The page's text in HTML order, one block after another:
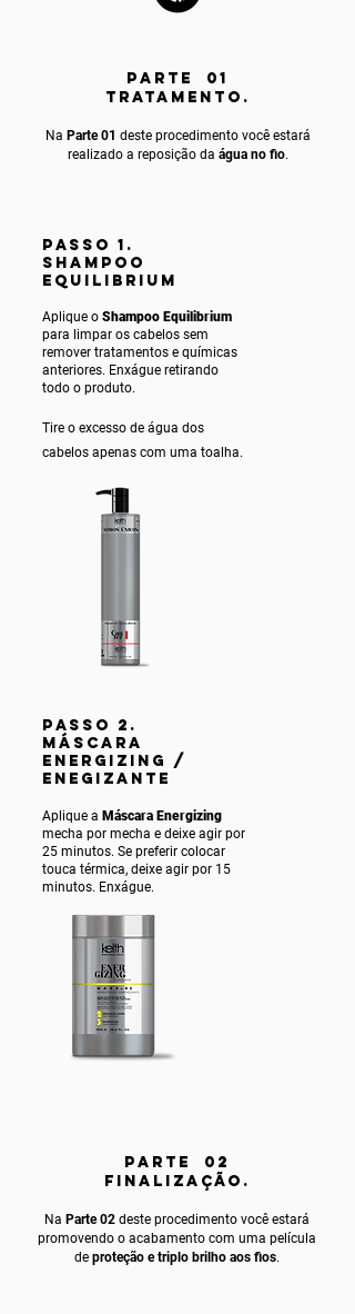
PARTE 01
TRATAMENTO.
Na Parte 01 deste procedimento você estará
realizado a reposição da água no fio.
PASSO 1.
SHAMPOO
EQUILIBRIUM
Aplique o Shampoo Equilibrium
para limpar os cabelos sem
remover tratamentos e químicas
anteriores. Enxágue retirando
todo o produto.
Tire o excesso de água dos
cabelos apenas com uma toalha.
PASSO 2.
MÁSCARA
ENERGIZING /
ENEGIZANTE
Aplique a Máscara Energizing
mecha por mecha e deixe agir por
25 minutos. Se preferir colocar
touca térmica, deixe agir por 15
minutos. Enxágue.
PARTE 02
FINALIZAÇÃO.
Na Parte 02 deste procedimento você estará
promovendo o acabamento com uma película
de proteção e triplo brilho aos fios.